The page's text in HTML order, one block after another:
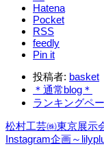
Hatena
Pocket
RSS
feedly
Pin it
投稿者: basket
＊通常blog＊
ランキングペ
松村工芸㈱東京展示
Instagram企画～